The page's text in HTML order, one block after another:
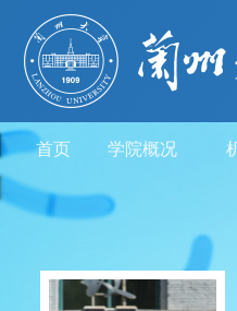
首页 学院概况